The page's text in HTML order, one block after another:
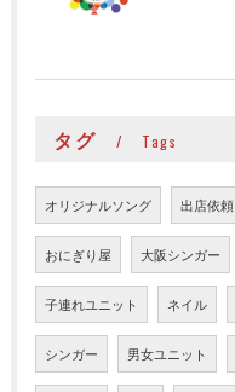
タグ Tags
オリジナルソング 出店依頼
おにぎり屋 大阪シンガー
子連れユニット ネイル
シンガー 男女ユニット